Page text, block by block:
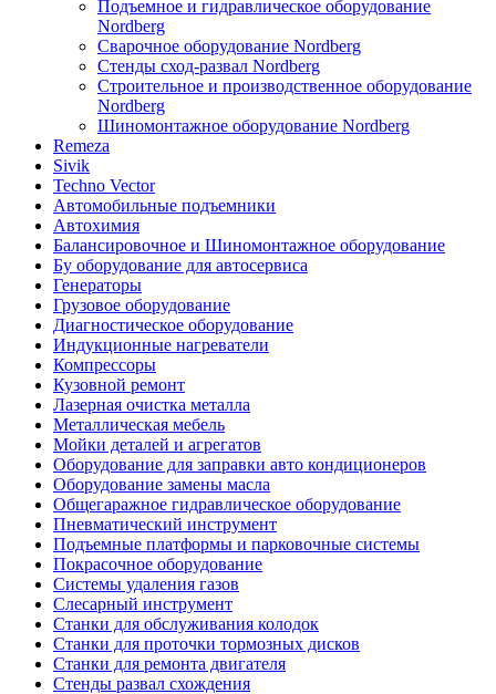
Подъемное и гидравлическое оборудование
Nordberg
Сварочное оборудование Nordberg
Стенды сход-развал Nordberg
Строительное и производственное оборудование
Nordberg
Шиномонтажное оборудование Nordberg
Remeza
Sivik
Techno Vector
Автомобильные подъемники
Автохимия
Балансировочное и Шиномонтажное оборудование
Бу оборудование для автосервиса
Генераторы
Грузовое оборудование
Диагностическое оборудование
Индукционные нагреватели
Компрессоры
Кузовной ремонт
Лазерная очистка металла
Металлическая мебель
Мойки деталей и агрегатов
Оборудование для заправки авто кондиционеров
Оборудование замены масла
Общегаражное гидравлическое оборудование
Пневматический инструмент
Подъемные платформы и парковочные системы
Покрасочное оборудование
Системы удаления газов
Слесарный инструмент
Станки для обслуживания колодок
Станки для проточки тормозных дисков
Станки для ремонта двигателя
Стенды развал схождения